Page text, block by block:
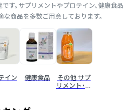
す。サプリメントやプロテイン、健康食品
な商品を多数ご用意しております。
イン 健康食品
その他 サプ
リメント・健